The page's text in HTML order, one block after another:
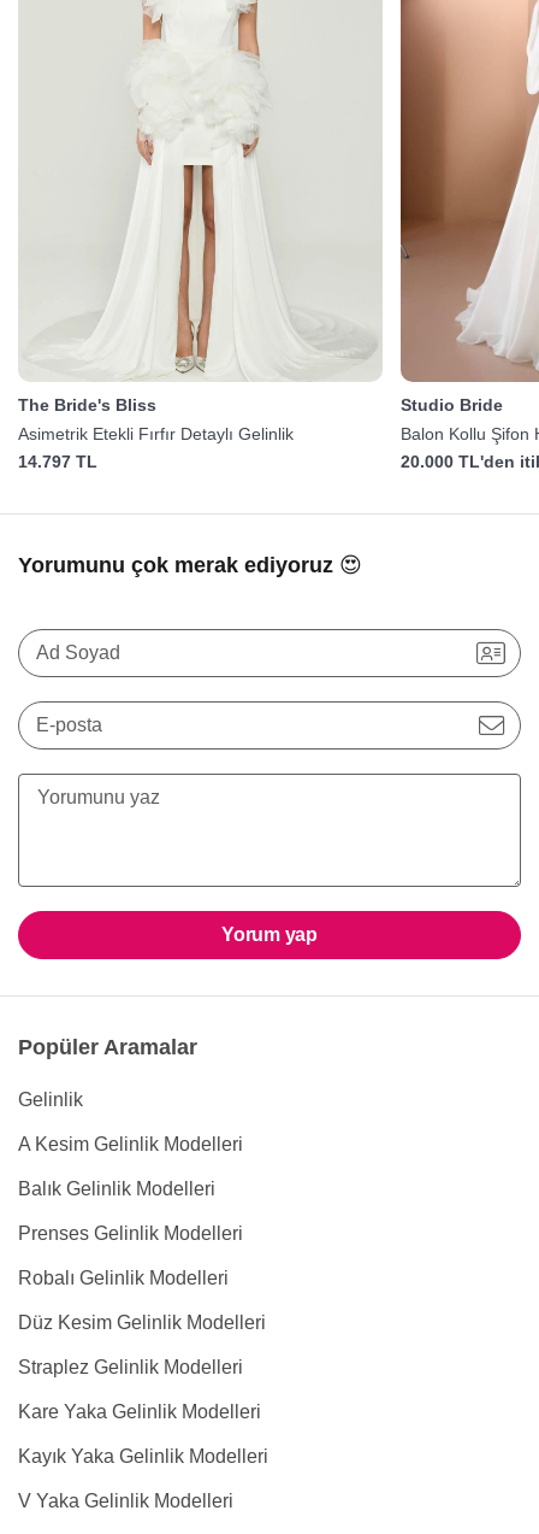
The Bride's Bliss
Asimetrik Etekli Fırfır Detaylı Gelinlik
14.797 TL
Studio Bride
Balon Kollu Şifon
20.000 TL'den
Yorumunu çok merak ediyoruz 😍
Ad Soyad
E-posta
Yorum yap
Popüler Aramalar
Gelinlik
A Kesim Gelinlik Modelleri
Balık Gelinlik Modelleri
Prenses Gelinlik Modelleri
Robalı Gelinlik Modelleri
Düz Kesim Gelinlik Modelleri
Straplez Gelinlik Modelleri
Kare Yaka Gelinlik Modelleri
Kayık Yaka Gelinlik Modelleri
V Yaka Gelinlik Modelleri